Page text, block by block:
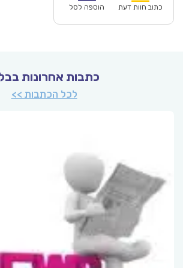
₪70.00.
כתוב חוות דעת הוספה לסל
כתבות אחרונות
לכל הכתבות >>